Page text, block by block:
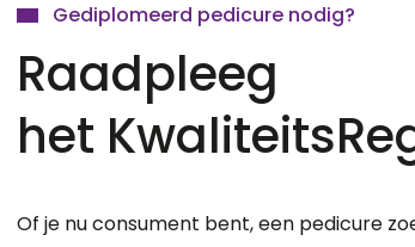
Gediplomeerd pedicure nodig?
Raadpleeg
het
Of je nu consument bent, een pedicure